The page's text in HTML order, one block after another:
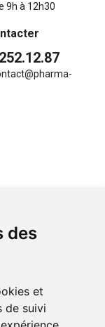
des
et
de suivi
9h à 12h30
@pharma-
paiement